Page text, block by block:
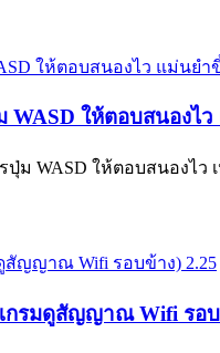
WASD ให้ตอบสนอง
ปุ่ม WASD ให้ตอบสนอง
กรมดูสัญญาณ Wifi รอบ